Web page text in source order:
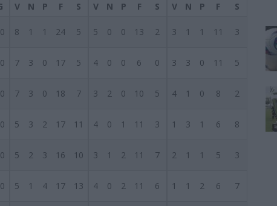
V N P F S V N P F S V N P F S
8 1 1 24 5 5 0 0 13 2 3 1 1 11 3
7 3 0 17 5 4 0 0 6 0 3 3 0 11 5
7 3 0 18 7 3 2 0 10 5 4 1 0 8 2
5 3 2 17 11 4 0 1 11 3 1 3 1 6 8
5 2 3 16 10 3 1 2 11 7 2 1 1 5 3
5 1 4 17 13 4 0 2 11 6 1 1 2 6 7